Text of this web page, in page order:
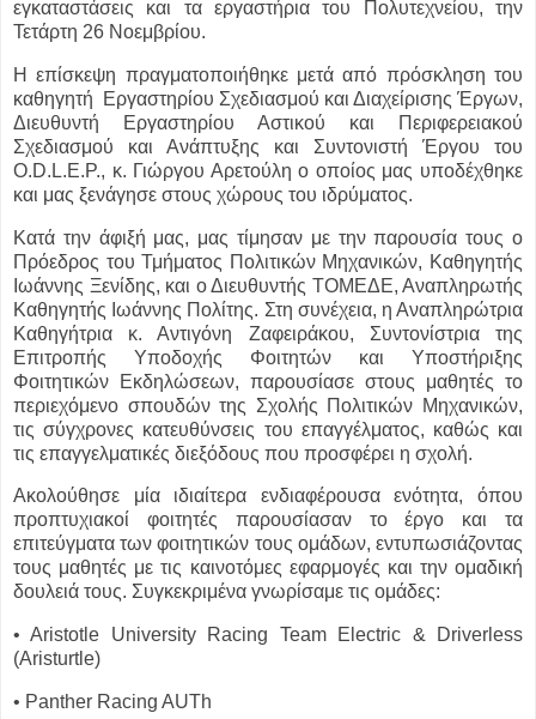
εγκαταστάσεις και τα εργαστήρια του Πολυτεχνείου, την
Τετάρτη 26 Νοεμβρίου.
Η επίσκεψη πραγματοποιήθηκε μετά από πρόσκληση του
καθηγητή Εργαστηρίου Σχεδιασμού και Διαχείρισης Έργων,
Διευθυντή Εργαστηρίου Αστικού και Περιφερειακού
Σχεδιασμού και Ανάπτυξης και Συντονιστή Έργου του
O.D.L.E.P., κ. Γιώργου Αρετούλη ο οποίος μας υποδέχθηκε
και μας ξενάγησε στους χώρους του ιδρύματος.
Κατά την άφιξή μας, μας τίμησαν με την παρουσία τους ο
Πρόεδρος του Τμήματος Πολιτικών Μηχανικών, Καθηγητής
Ιωάννης Ξενίδης, και ο Διευθυντής ΤΟΜΕΔΕ, Αναπληρωτής
Καθηγητής Ιωάννης Πολίτης. Στη συνέχεια, η Αναπληρώτρια
Καθηγήτρια κ. Αντιγόνη Ζαφειράκου, Συντονίστρια της
Επιτροπής Υποδοχής Φοιτητών και Υποστήριξης
Φοιτητικών Εκδηλώσεων, παρουσίασε στους μαθητές το
περιεχόμενο σπουδών της Σχολής Πολιτικών Μηχανικών,
τις σύγχρονες κατευθύνσεις του επαγγέλματος, καθώς και
τις επαγγελματικές διεξόδους που προσφέρει η σχολή.
Ακολούθησε μία ιδιαίτερα ενδιαφέρουσα ενότητα, όπου
προπτυχιακοί φοιτητές παρουσίασαν το έργο και τα
επιτεύγματα των φοιτητικών τους ομάδων, εντυπωσιάζοντας
τους μαθητές με τις καινοτόμες εφαρμογές και την ομαδική
δουλειά τους. Συγκεκριμένα γνωρίσαμε τις ομάδες:
• Aristotle University Racing Team Electric & Driverless
(Aristurtle)
• Panther Racing AUTh